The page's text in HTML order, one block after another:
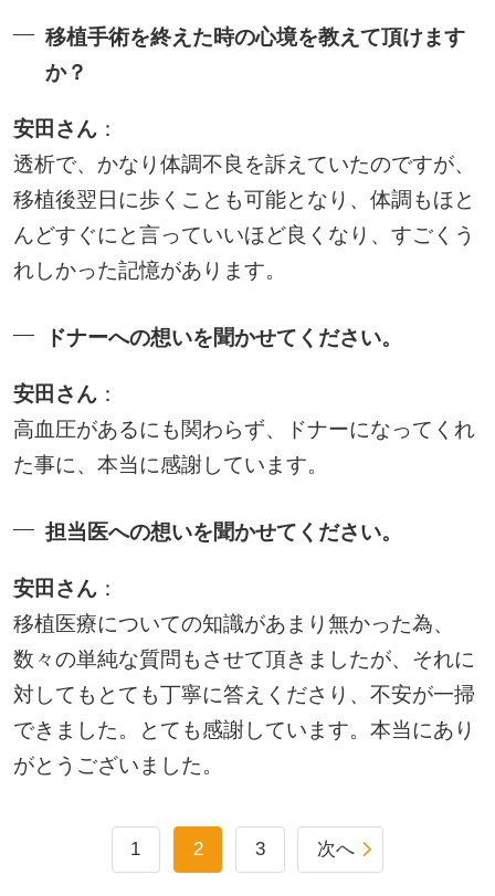
移植手術を終えた時の心境を教えて頂けます
か？
安田さん：
透析で、かなり体調不良を訴えていたのですが、
移植後翌日に歩くことも可能となり、体調もほと
んどすぐにと言っていいほど良くなり、すごくう
れしかった記憶があります。
ドナーへの想いを聞かせてください。
安田さん：
高血圧があるにも関わらず、ドナーになってくれ
た事に、本当に感謝しています。
担当医への想いを聞かせてください。
安田さん：
移植医療についての知識があまり無かった為、
数々の単純な質問もさせて頂きましたが、それに
対してもとても丁寧に答えくださり、不安が一掃
できました。とても感謝しています。本当にあり
がとうございました。
1 2 3 次へ